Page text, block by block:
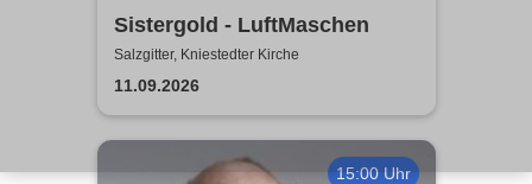
Sistergold - LuftMaschen
Salzgitter, Kniestedter Kirche
11.09.2026
15:00 Uhr